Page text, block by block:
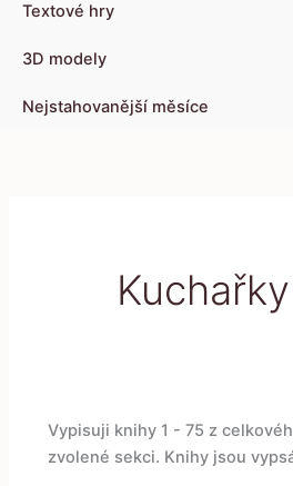
Textové hry
3D modely
Nejstahovanější měsíce
Kuchařky
Vypisuji knihy 1 - 75 z
zvolené sekci. Knihy jsou